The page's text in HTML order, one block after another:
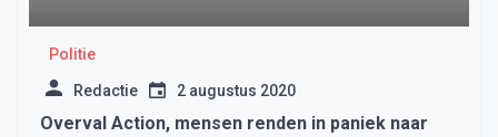
Politie
Redactie 2 augustus 2020
Overval Action, mensen renden in paniek naar